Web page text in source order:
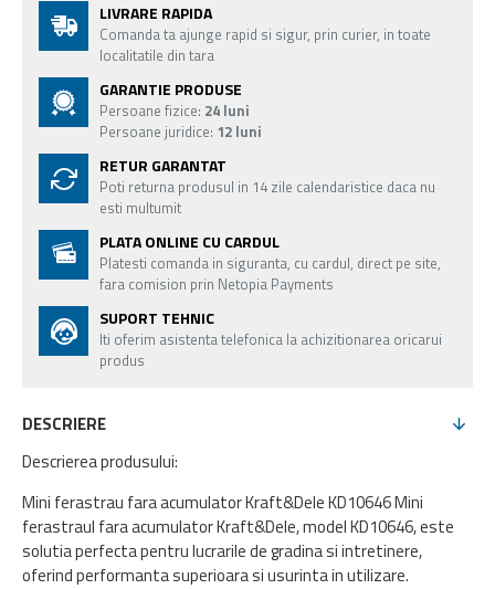
LIVRARE RAPIDA
Comanda ta ajunge rapid si sigur, prin curier, in toate
localitatile din tara
GARANTIE PRODUSE
Persoane fizice: 24 luni
Persoane juridice: 12 luni
RETUR GARANTAT
Poti returna produsul in 14 zile calendaristice daca nu
esti multumit
PLATA ONLINE CU CARDUL
Platesti comanda in siguranta, cu cardul, direct pe site,
fara comision prin Netopia Payments
SUPORT TEHNIC
Iti oferim asistenta telefonica la achizitionarea oricarui
produs
DESCRIERE
Descrierea produsului:
Mini ferastrau fara acumulator Kraft&Dele KD10646 Mini
ferastraul fara acumulator Kraft&Dele, model KD10646, este
solutia perfecta pentru lucrarile de gradina si intretinere,
oferind performanta superioara si usurinta in utilizare.